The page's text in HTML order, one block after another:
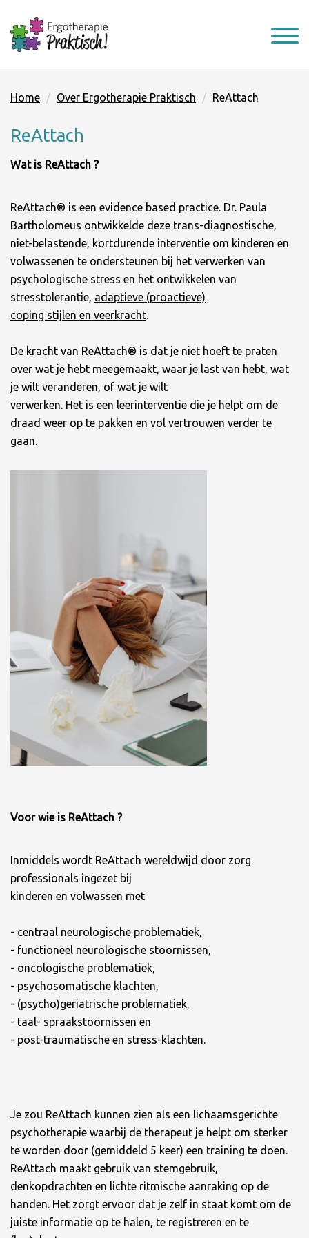
Home Over Ergotherapie Praktisch ReAttach
ReAttach
Wat is ReAttach ?
ReAttach® is een evidence based practice. Dr. Paula
Bartholomeus ontwikkelde deze trans-diagnostische,
niet-belastende, kortdurende interventie om kinderen en
volwassenen te ondersteunen bij het verwerken van
psychologische stress en het ontwikkelen van
stresstolerantie, adaptieve (proactieve)
coping stijlen en veerkracht.
De kracht van ReAttach® is dat je niet hoeft te praten
over wat je hebt meegemaakt, waar je last van hebt, wat
je wilt veranderen, of wat je wilt
verwerken. Het is een leerinterventie die je helpt om de
draad weer op te pakken en vol vertrouwen verder te
gaan.
Voor wie is ReAttach ?
Inmiddels wordt ReAttach wereldwijd door zorg
professionals ingezet bij
kinderen en volwassen met
- centraal neurologische problematiek,
- functioneel neurologische stoornissen,
- oncologische problematiek,
- psychosomatische klachten,
- (psycho)geriatrische problematiek,
- taal- spraakstoornissen en
- post-traumatische en stress-klachten.
Je zou ReAttach kunnen zien als een lichaamsgerichte
psychotherapie waarbij de therapeut je helpt om sterker
te worden door (gemiddeld 5 keer) een training te doen.
ReAttach maakt gebruik van stemgebruik,
denkopdrachten en lichte ritmische aanraking op de
handen. Het zorgt ervoor dat je zelf in staat komt om de
juiste informatie op te halen, te registreren en te